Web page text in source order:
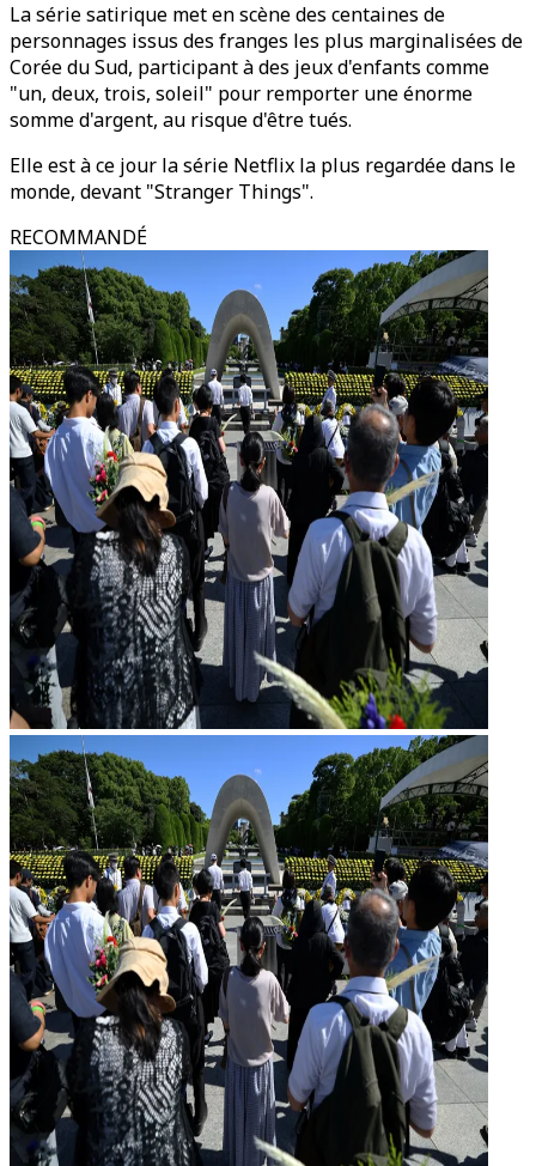
La série satirique met en scène des centaines de
personnages issus des franges les plus marginalisées de
Corée du Sud, participant à des jeux d'enfants comme
"un, deux, trois, soleil" pour remporter une énorme
somme d'argent, au risque d'être tués.
Elle est à ce jour la série Netflix la plus regardée dans le
monde, devant "Stranger Things".
RECOMMANDÉ